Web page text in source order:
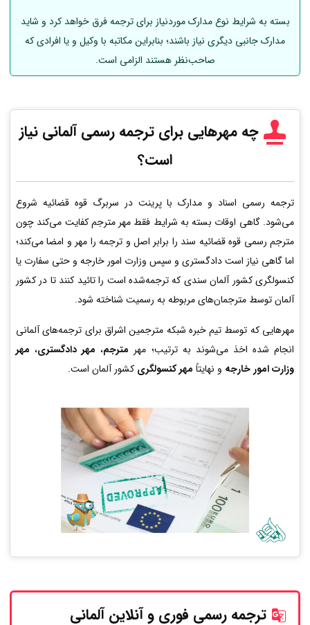
بسته به شرایط نوع مدارک موردنیاز برای ترجمه فرق خواهد کرد و شاید
مدارک جانبی دیگری نیاز باشند؛ بنابراین مکاتبه با وکیل و یا افرادی که
صاحب‌نظر هستند الزامی است.
چه مهرهایی برای ترجمه رسمیآلمانی نیاز
است؟
ترجمه رسمی اسناد و مدارک با پرینت در سربرگ قوه قضائیه شروع
می‌شود. گاهی اوقات بسته به شرایط فقط مهر مترجم کفایت می‌کند چون
مترجم رسمی قوه قضائیه سند را برابر اصل و ترجمه را مهر و امضا می‌کند؛
اما گاهی نیاز است دادگستری و سپس وزارت امور خارجه و حتی سفارت یا
کنسولگری کشور آلمان سندی که ترجمه‌شده است را تائید کنند تا در کشور
آلمان توسط مترجمان‌های مربوطه به رسمیت شناخته شود.
مهرهایی که توسط تیم خبره شبکه مترجمین اشراق برای ترجمه‌های آلمانی
انجام شده اخذ می‌شوند به ترتیب؛ مهر مترجم، مهر دادگستری، مهر
وزارت امور خارجه و نهایتاً مهر کنسولگری کشور آلمان است.
ترجمه رسمی فوری و آنلاینآلمانی